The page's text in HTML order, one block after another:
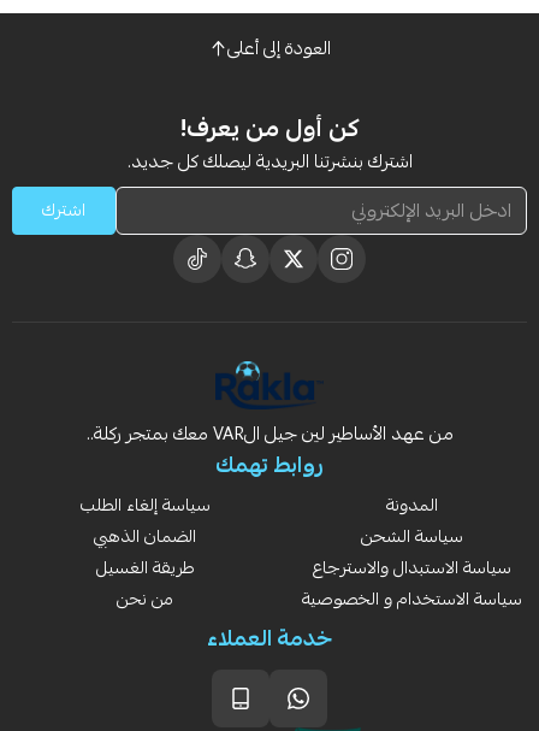
العودة إلى أعلى
كن أول من يعرف!
اشترك بنشرتنا البريدية ليصلك كل جديد.
اشترك
من عهد الأساطير لين جيل الVAR معك بمتجر ركلة..
روابط تهمك
المدونة
سياسة الشحن
سياسة الاستبدال والاسترجاع
سياسة الاستخدام و الخصوصية
سياسة إلغاء الطلب
الضمان الذهبي
طريقة الغسيل
من نحن
خدمة العملاء